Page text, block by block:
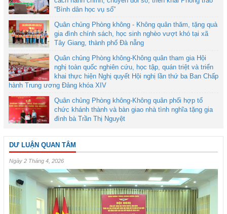
“Bình dân học vụ số”
Quân chủng Phòng không - Không quân thăm, tặng quà
gia đình chính sách, học sinh nghèo vượt khó tại xã
Tây Giang, thành phố Đà nẵng
Quân chủng Phòng không-Không quân tham gia Hội
nghị toàn quốc nghiên cứu, học tập, quán triệt và triển
khai thực hiện Nghị quyết Hội nghị lần thứ ba Ban Chấp
hành Trung ương Đảng khóa XIV
Quân chủng Phòng không-Không quân phối hợp tổ
chức khánh thành và bàn giao nhà tình nghĩa tặng gia
đình bà Trần Thị Nguyệt
DƯ LUẬN QUAN TÂM
Ngày 2 Tháng 4, 2026